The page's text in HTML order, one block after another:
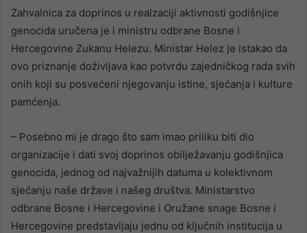
Zahvalnica za doprinos u realzaciji aktivnosti godišnjice
genocida uručena je i ministru odbrane Bosne i
Hercegovine Zukanu Helezu. Ministar Helez je istakao da
ovo priznanje doživljava kao potvrdu zajedničkog rada svih
onih koji su posvećeni njegovanju istine, sjećanja i kulture
pamćenja.
– Posebno mi je drago što sam imao priliku biti dio
organizacije i dati svoj doprinos obilježavanju godišnjica
genocida, jednog od najvažnijih datuma u kolektivnom
sjećanju naše države i našeg društva. Ministarstvo
odbrane Bosne i Hercegovine i Oružane snage Bosne i
Hercegovine predstavljaju jednu od ključnih institucija u